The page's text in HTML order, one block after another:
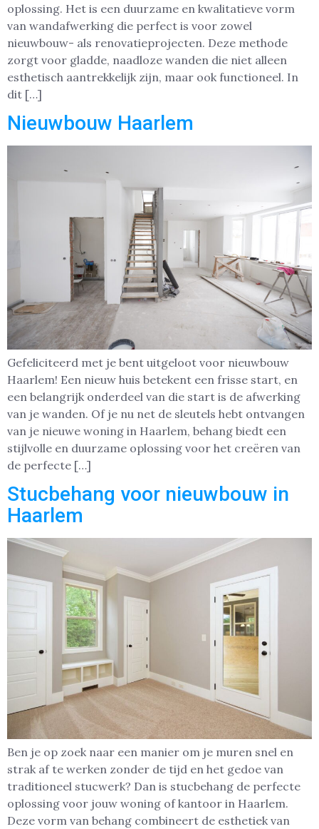
oplossing. Het is een duurzame en kwalitatieve vorm
van wandafwerking die perfect is voor zowel
nieuwbouw- als renovatieprojecten. Deze methode
zorgt voor gladde, naadloze wanden die niet alleen
esthetisch aantrekkelijk zijn, maar ook functioneel. In
dit […]
Nieuwbouw Haarlem
Gefeliciteerd met je bent uitgeloot voor nieuwbouw
Haarlem! Een nieuw huis betekent een frisse start, en
een belangrijk onderdeel van die start is de afwerking
van je wanden. Of je nu net de sleutels hebt ontvangen
van je nieuwe woning in Haarlem, behang biedt een
stijlvolle en duurzame oplossing voor het creëren van
de perfecte […]
Stucbehang voor nieuwbouw in
Haarlem
Ben je op zoek naar een manier om je muren snel en
strak af te werken zonder de tijd en het gedoe van
traditioneel stucwerk? Dan is stucbehang de perfecte
oplossing voor jouw woning of kantoor in Haarlem.
Deze vorm van behang combineert de esthetiek van